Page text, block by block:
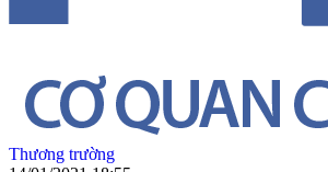
Thương trường